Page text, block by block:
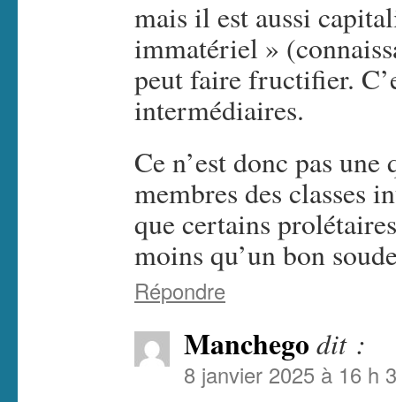
mais il est aussi
immatériel »
peut faire fructifier.
intermédiaires.
Ce n’est donc pas
membres des classes
que certains
moins qu’un bon
Répondre
Manchego dit :
8 janvier 2025 à 16 h